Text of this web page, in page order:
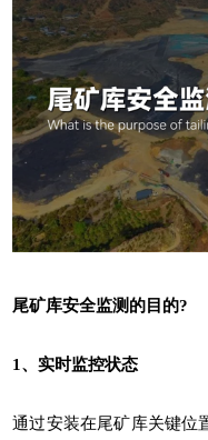
尾矿库安全监测的目的?
1、实时监控状态
通过安装在尾矿库关键位